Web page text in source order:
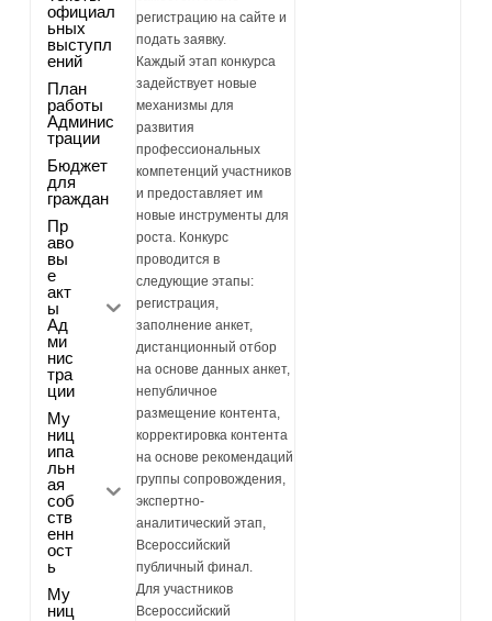
официал
ьных
выступл
ений
План
работы
Админис
трации
Бюджет
для
граждан
Пр
аво
вы
е
акт
ы
Ад
ми
нис
тра
ции
Му
ниц
ипа
льн
ая
соб
ств
енн
ост
ь
Му
ниц
регистрацию на сайте и
подать заявку.
Каждый этап конкурса
задействует новые
механизмы для
развития
профессиональных
компетенций участников
и предоставляет им
новые инструменты для
роста. Конкурс
проводится в
следующие этапы:
регистрация,
заполнение анкет,
дистанционный отбор
на основе данных анкет,
непубличное
размещение контента,
корректировка контента
на основе рекомендаций
группы сопровождения,
экспертно-
аналитический этап,
Всероссийский
публичный финал.
Для участников
Всероссийский